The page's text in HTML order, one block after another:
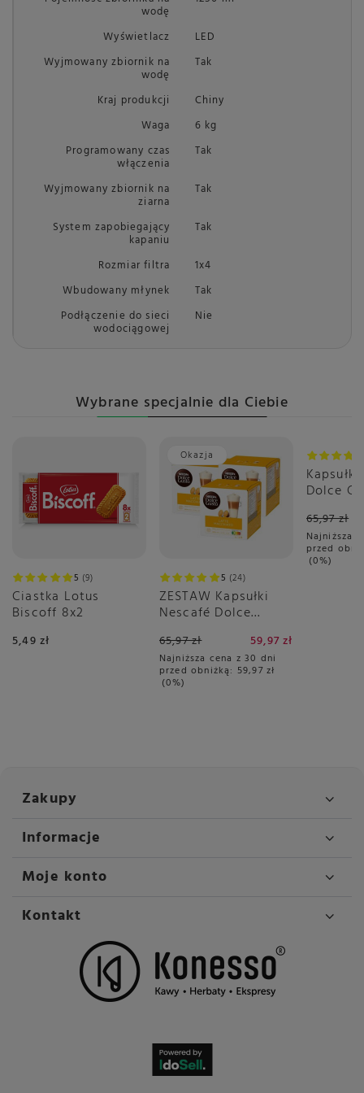
wodę
Wyświetlacz
LED
Wyjmowany zbiornik na
wodę
Tak
Kraj produkcji
Chiny
Waga
6 kg
Programowany czas
włączenia
Tak
Wyjmowany zbiornik na
ziarna
Tak
System zapobiegający
kapaniu
Tak
Rozmiar filtra
1x4
Wbudowany młynek
Tak
Podłączenie do sieci
wodociągowej
Nie
Wybrane specjalnie dla Ciebie
5 9
Ciastka Lotus
Biscoff 8x2
5,49 zł
Okazja
5 24
ZESTAW Kapsułki
Nescafé Dolce
Macchiato 3x16
sztuk
65,97 zł 59,97 zł
Najniższa cena z 30 dni
przed obniżką: 59,97 zł
0%
Okazja
Dolce
3x16
65,97 zł
Najniższa
przed
0%
Zakupy
Informacje
Moje konto
Kontakt